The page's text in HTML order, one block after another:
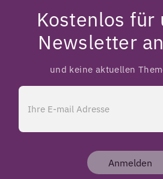
Kostenlos für
Newsletter
und keine aktuellen
Anmelden